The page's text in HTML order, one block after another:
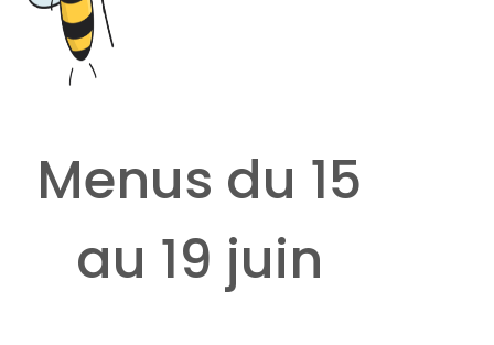
Menus du 15
au 19 juin